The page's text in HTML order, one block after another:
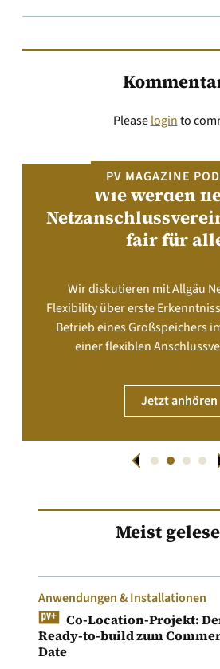
Pleaseloginto
PV MAGAZINE
Wie werden
fair für
Wir diskutieren mit Allgäu
Flexibility über erste
Betrieb eines Großspeichers
einer flexiblen
Jetzt anhören
Meist
Anwendungen & Installationen
Co-Location-Projekt:
Ready-to-build zum
Date